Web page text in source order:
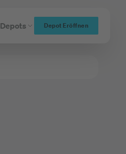
Depots Depot Eröffnen